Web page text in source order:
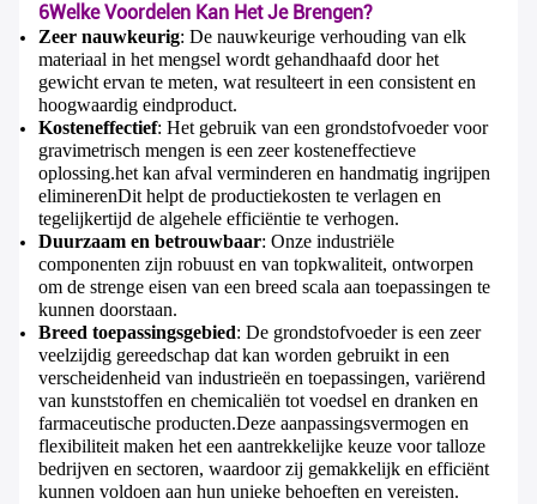
6Welke Voordelen Kan Het Je Brengen?
Zeer nauwkeurig: De nauwkeurige verhouding van elk
materiaal in het mengsel wordt gehandhaafd door het
gewicht ervan te meten, wat resulteert in een consistent en
hoogwaardig eindproduct.
Kosteneffectief: Het gebruik van een grondstofvoeder voor
gravimetrisch mengen is een zeer kosteneffectieve
oplossing.het kan afval verminderen en handmatig ingrijpen
eliminerenDit helpt de productiekosten te verlagen en
tegelijkertijd de algehele efficiëntie te verhogen.
Duurzaam en betrouwbaar: Onze industriële
componenten zijn robuust en van topkwaliteit, ontworpen
om de strenge eisen van een breed scala aan toepassingen te
kunnen doorstaan.
Breed toepassingsgebied: De grondstofvoeder is een zeer
veelzijdig gereedschap dat kan worden gebruikt in een
verscheidenheid van industrieën en toepassingen, variërend
van kunststoffen en chemicaliën tot voedsel en dranken en
farmaceutische producten.Deze aanpassingsvermogen en
flexibiliteit maken het een aantrekkelijke keuze voor talloze
bedrijven en sectoren, waardoor zij gemakkelijk en efficiënt
kunnen voldoen aan hun unieke behoeften en vereisten.